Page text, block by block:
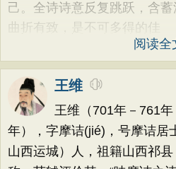
己。全诗诗意反复跳跃，含
曲折有致，是不可多得的佳
阅读
王维
王维（701年－761
年），字摩诘(jié)，号摩诘居
山西运城）人，祖籍山西祁县